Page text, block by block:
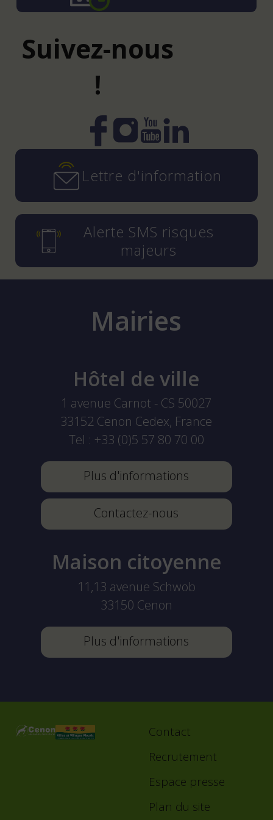
Suivez-nous
!
Instagram
YouTube
LinkedIn
Lettre d'information
Alerte SMS risques
majeurs
Mairies
Hôtel de ville
1 avenue Carnot - CS 50027
33152 Cenon Cedex, France
Tel : +33 (0)5 57 80 70 00
Plus d'informations
Contactez-nous
Maison citoyenne
11,13 avenue Schwob
33150 Cenon
Plus d'informations
Footer
Contact
Recrutement
Espace presse
Plan du site